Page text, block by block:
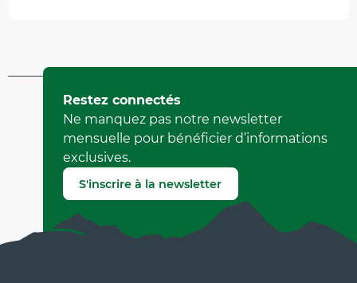
Mis à jour le 20 juillet 2026 à 12:03
par Office de Tourisme de Corrençon en Vercors
(Identifiant de l'offre :744752)
Signaler une erreur
Restez connectés
Ne manquez pas notre newsletter
mensuelle pour bénéficier d’informations
exclusives.
S'inscrire à la newsletter